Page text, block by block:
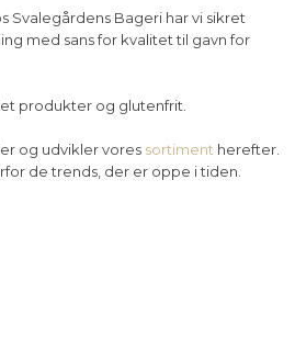
Svalegårdens Bageri har vi sikret
med sans for kvalitet til gavn for
produkter og glutenfrit.
og udvikler vores sortiment herefter.
de trends, der er oppe i tiden.